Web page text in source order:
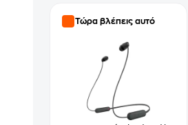
Τώρα βλέπεις αυτό